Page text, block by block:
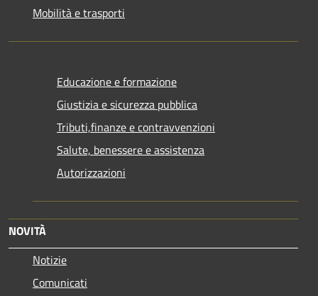
Mobilità e trasporti
Educazione e formazione
Giustizia e sicurezza pubblica
Tributi,finanze e contravvenzioni
Salute, benessere e assistenza
Autorizzazioni
NOVITÀ
Notizie
Comunicati